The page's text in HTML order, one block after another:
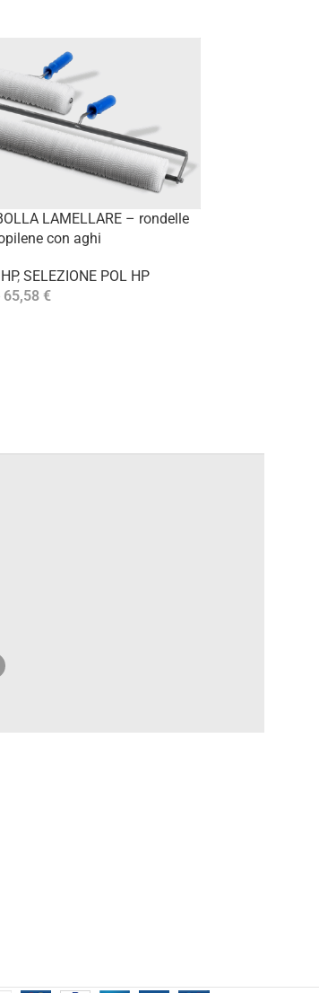
LAMELLARE – rondelle
con aghi
, SELEZIONE POL HP
65,58 €